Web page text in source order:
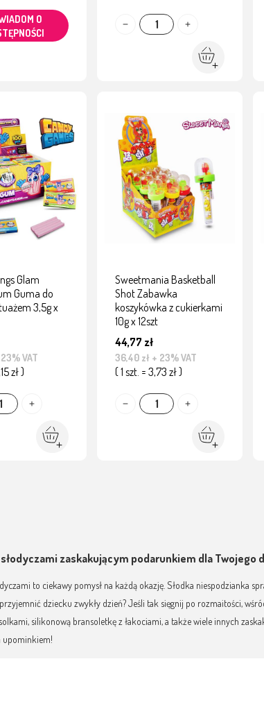
O
Glam
Guma do
3,5g x
VAT
zł )
Sweetmania Basketball
Shot Zabawka
koszykówka z cukierkami
10g x 12szt
44,77 zł
36,40 zł + 23% VAT
( 1 szt. = 3,73 zł )
zaskakującym podarunkiem dla Twojego
to ciekawy pomysł na każdą okazję. Słodka niespodzianka
dziecku zwykły dzień? Jeśli tak sięgnij po rozmaitości,
silikonową bransoletkę z łakociami, a także wiele innych
upominkiem!